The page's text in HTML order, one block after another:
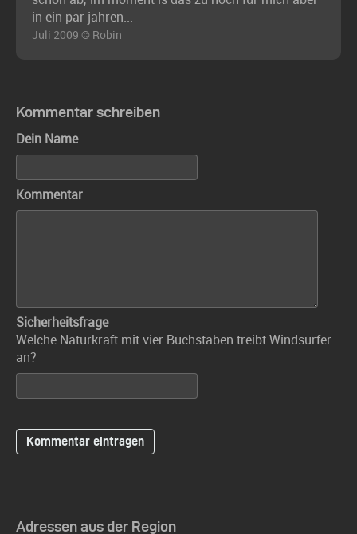
in ein par jahren...
Juli 2009 © Robin
Kommentar schreiben
Dein Name
Kommentar
Sicherheitsfrage
Welche Naturkraft mit vier Buchstaben treibt Windsurfer
an?
Adressen aus der Region